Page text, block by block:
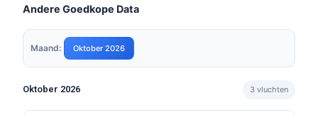
Andere Goedkope Data
Maand: Oktober 2026
Oktober 2026 3 vluchten